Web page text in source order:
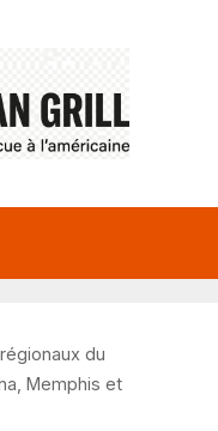
du
Memphis et